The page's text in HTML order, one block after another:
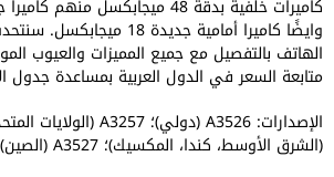
وايضًا كاميرا أمامية جديدة 18
الهاتف بالتفصيل مع جميع المميزات والعيوب
متابعة السعر في الدول العربية بمساعدة جدول
(الشرق الأوسط، كندا، المكسيك)؛ A3527 (الصين)